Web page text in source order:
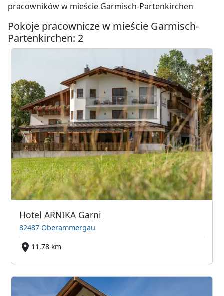
pracowników w mieście Garmisch-Partenkirchen
Pokoje pracownicze w mieście Garmisch-
Partenkirchen: 2
Hotel ARNIKA Garni
82487 Oberammergau
11,78 km